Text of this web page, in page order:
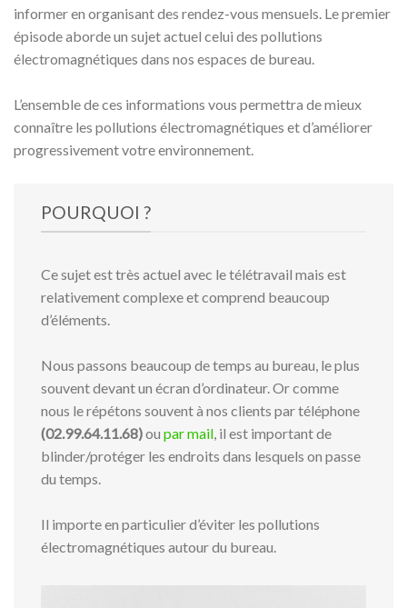
informer en organisant des rendez-vous mensuels. Le premier
épisode aborde un sujet actuel celui des pollutions
électromagnétiques dans nos espaces de bureau.
L’ensemble de ces informations vous permettra de mieux
connaître les pollutions électromagnétiques et d’améliorer
progressivement votre environnement.
POURQUOI ?
Ce sujet est très actuel avec le télétravail mais est
relativement complexe et comprend beaucoup
d’éléments.
Nous passons beaucoup de temps au bureau, le plus
souvent devant un écran d’ordinateur. Or comme
nous le répétons souvent à nos clients par téléphone
(02.99.64.11.68)ou par mail, il est important de
blinder/protéger les endroits dans lesquels on passe
du temps.
Il importe en particulier d’éviter les pollutions
électromagnétiques autour du bureau.